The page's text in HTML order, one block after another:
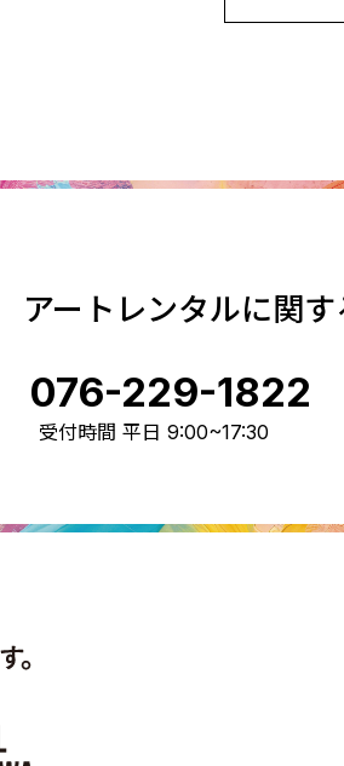
アートレンタルに関す
076-229-1822
受付時間 平日 9:00~17:30